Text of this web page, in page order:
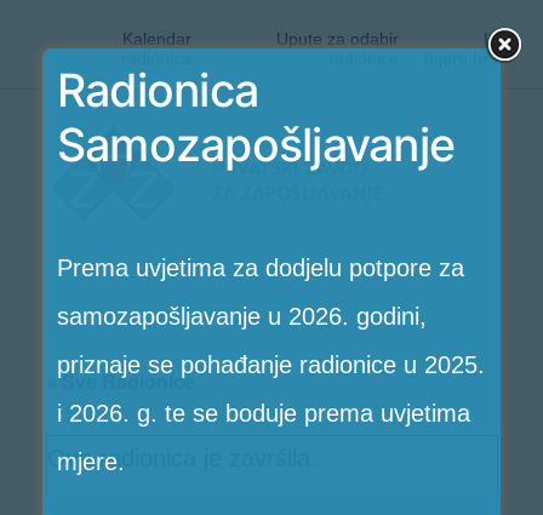
Kalendar
Upute za odabir
|
mjere.hr
Preskoči
Radionice
« Sve Radionice
Ova radionica je završila.
Radionica
Samozapošljavanje
Prema uvjetima za dodjelu potpore za
samozapošljavanje u 2026. godini,
priznaje se pohađanje radionice u 2025.
i 2026. g. te se boduje prema uvjetima
mjere.